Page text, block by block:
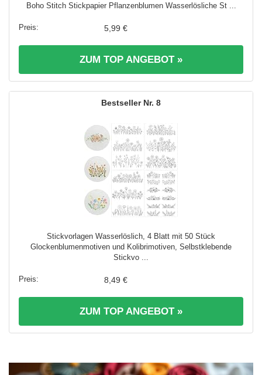
Boho Stitch Stickpapier Pflanzenblumen Wasserlösliche St ...
5,99 €
ZUM TOP ANGEBOT »
8
Stickvorlagen Wasserlöslich, 4 Blatt mit 50 Stück
Glockenblumenmotiven und Kolibrimotiven, Selbstklebende
Stickvo ...
8,49 €
ZUM TOP ANGEBOT »